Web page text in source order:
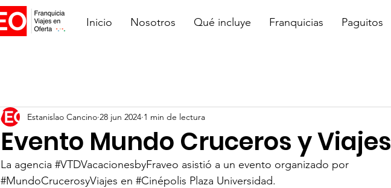
Inicio Nosotros Qué incluye Franquicias Paguitos
Evento Mundo Cruceros y Viajes
Estanislao Cancino 28 jun 2024 1 min de lectura
La agencia #VTDVacacionesbyFraveo asistió a un evento organizado por
#MundoCrucerosyViajes en #Cinépolis Plaza Universidad.